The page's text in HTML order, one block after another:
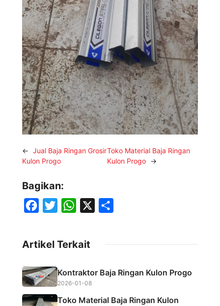
← Jual Baja Ringan Grosir
Kulon Progo
Toko Material Baja Ringan
Kulon Progo
→
Bagikan:
e
b
o
o
t
e
t
A
Artikel Terkait
Kontraktor Baja Ringan Kulon Progo
2026-01-08
Toko Material Baja Ringan Kulon